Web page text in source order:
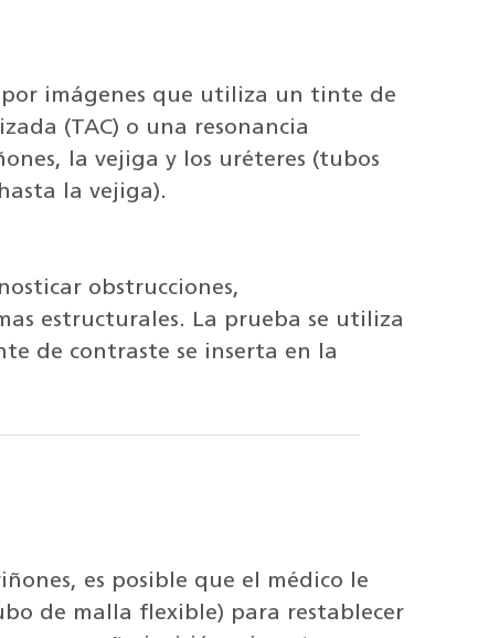
imágenes que utiliza un tinte de
(TAC) o una resonancia
la vejiga y los uréteres (tubos
la vejiga).
obstrucciones,
estructurales. La prueba se utiliza
de contraste se inserta en la
es posible que el médico le
de malla flexible) para restablecer